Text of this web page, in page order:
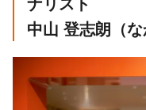
中山 登志朗（な